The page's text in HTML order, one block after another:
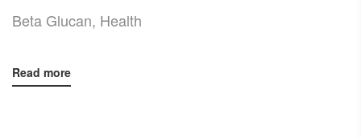
Beta Glucan, Health
Read more